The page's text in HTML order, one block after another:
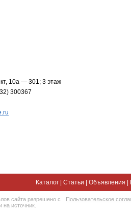
10а — 301; 3 этаж
300367
Каталог Статьи Объявления
сайта разрешено с
источник.
Пользовательское